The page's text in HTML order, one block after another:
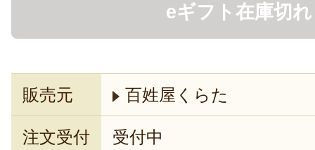
eギフト在庫切れ
販売元 百姓屋くらた
注文受付 受付中